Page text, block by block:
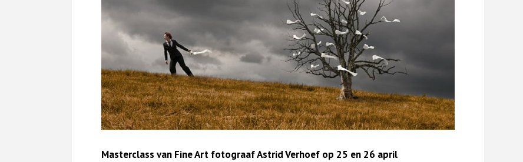
Masterclass van Fine Art fotograaf Astrid Verhoef op 25 en 26 april